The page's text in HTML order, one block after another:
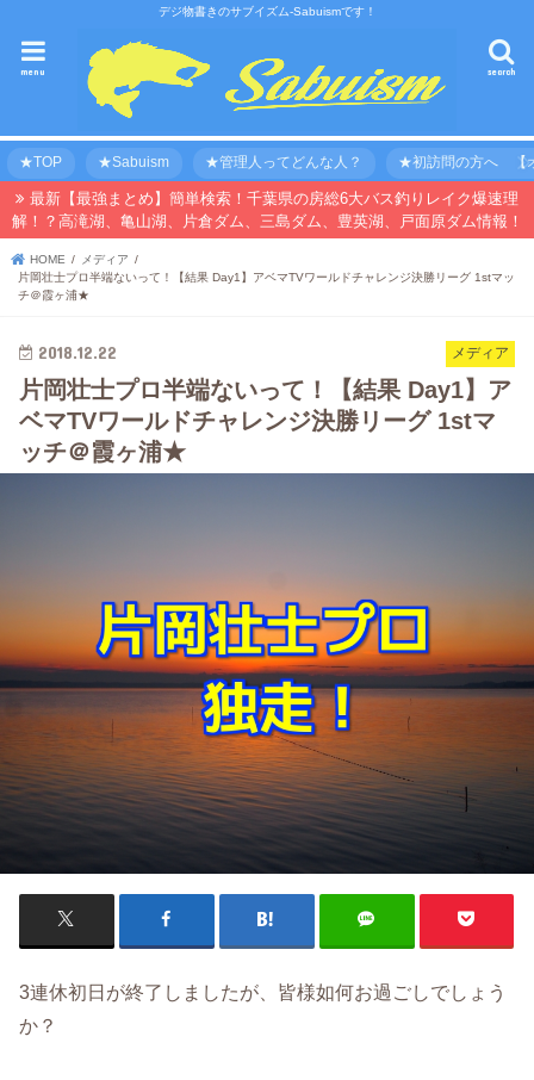
デジ物書きのサブイズム-Sabuismです！
search
menu
★TOP ★Sabuism ★管理人ってどんな人？ ★初訪問の方へ 【
最新【最強まとめ】簡単検索！千葉県の房総6大バス釣りレイク爆速理
解！？高滝湖、亀山湖、片倉ダム、三島ダム、豊英湖、戸面原ダム情報！
HOME
メディア
片岡壮士プロ半端ないって！【結果 Day1】アベマTVワールドチャレンジ決勝リーグ 1stマッ
チ＠霞ヶ浦★
メディア
2018.12.22
片岡壮士プロ半端ないって！【結果 Day1】ア
ベマTVワールドチャレンジ決勝リーグ 1stマ
ッチ＠霞ヶ浦★
3連休初日が終了しましたが、皆様如何お過ごしでしょう
か？